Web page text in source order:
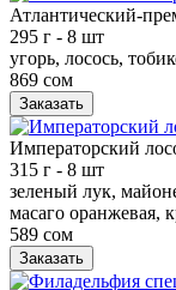
Атлантический-
295 г - 8 шт
угорь, лосось,
869 сом
Заказать
Императорский
315 г - 8 шт
зеленый лук,
масаго оранжевая,
589 сом
Заказать